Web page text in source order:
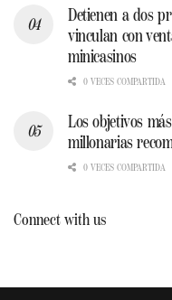
Detienen a dos
vinculan con
minicasinos
0 VECES COMPARTIDA
Los objetivos
millonarias
0 VECES COMPARTIDA
Connect with us